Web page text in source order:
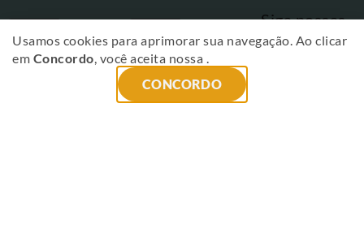
Fique
Siga nossas
redes sociais
CONCORDO
Usamos cookies para aprimorar sua navegação. Ao clicar
em Concordo, você aceita nossa .